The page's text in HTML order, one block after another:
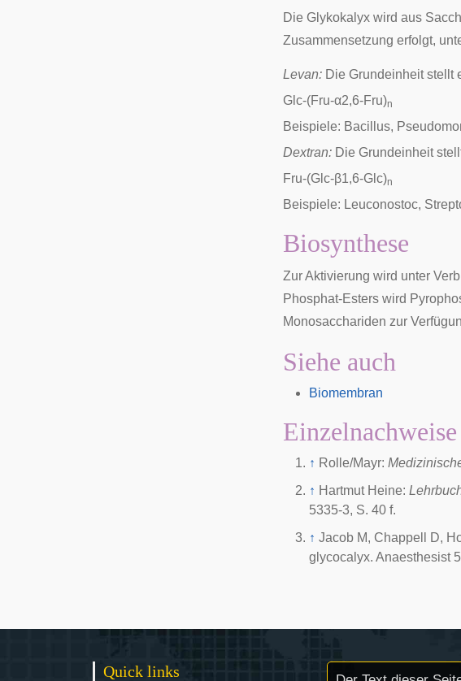
Die Glykokalyx wird aus
Zusammensetzung erfolgt,
Levan: Die Grundeinheit stellt
Glc-(Fru-α2,6-Fru)n
Beispiele: Bacillus,
Dextran: Die Grundeinheit
Fru-(Glc-β1,6-Glc)n
Beispiele: Leuconostoc,
Biosynthese
Zur Aktivierung wird unter
Phosphat-Esters wird
Monosacchariden zur
Siehe auch
Biomembran
Einzelnachweise
↑ Rolle/Mayr:
↑ Hartmut Heine:
5335-3, S. 40 f.
↑ Jacob M, Chappell D,
glycocalyx. Anaesthesist
Quick links